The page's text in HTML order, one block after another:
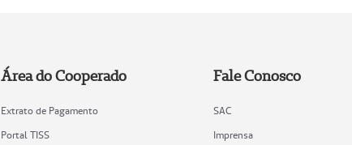
Área do Cooperado
Extrato de Pagamento
Portal TISS
Fale Conosco
SAC
Imprensa